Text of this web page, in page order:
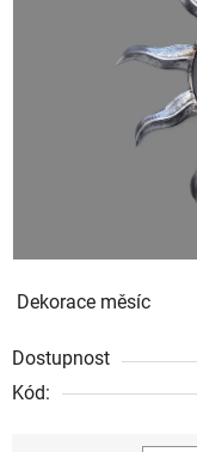
Dekorace měsíc
Dostupnost
Kód: